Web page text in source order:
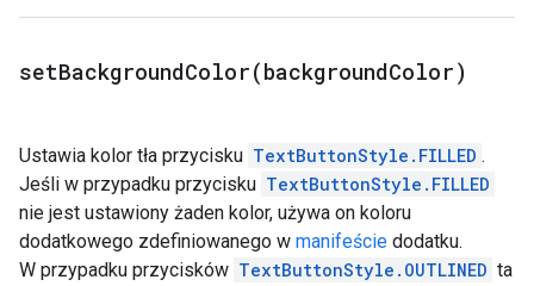
setBackgroundColor(backgroundColor)
Ustawia kolor tła przycisku TextButtonStyle.FILLED .
Jeśli w przypadku przycisku TextButtonStyle.FILLED
nie jest ustawiony żaden kolor, używa on koloru
dodatkowego zdefiniowanego w manifeście dodatku.
W przypadku przycisków TextButtonStyle.OUTLINED ta